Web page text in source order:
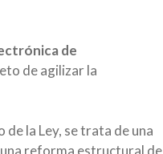
de
de agilizar la
la Ley, se trata de una